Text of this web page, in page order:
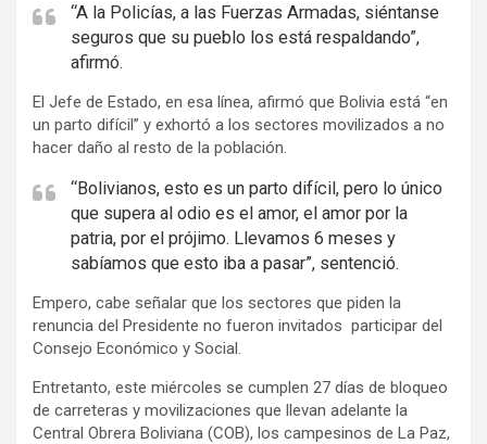
e
i
s
e
m
:
“A la Policías, a las Fuerzas Armadas, siéntanse
seguros que su pueblo los está respaldando”,
afirmó.
El Jefe de Estado, en esa línea, afirmó que Bolivia está “en
un parto difícil” y exhortó a los sectores movilizados a no
hacer daño al resto de la población.
“Bolivianos, esto es un parto difícil, pero lo único
que supera al odio es el amor, el amor por la
patria, por el prójimo. Llevamos 6 meses y
sabíamos que esto iba a pasar”, sentenció.
Empero, cabe señalar que los sectores que piden la
renuncia del Presidente no fueron invitados participar del
Consejo Económico y Social.
Entretanto, este miércoles se cumplen 27 días de bloqueo
de carreteras y movilizaciones que llevan adelante la
Central Obrera Boliviana (COB), los campesinos de La Paz,